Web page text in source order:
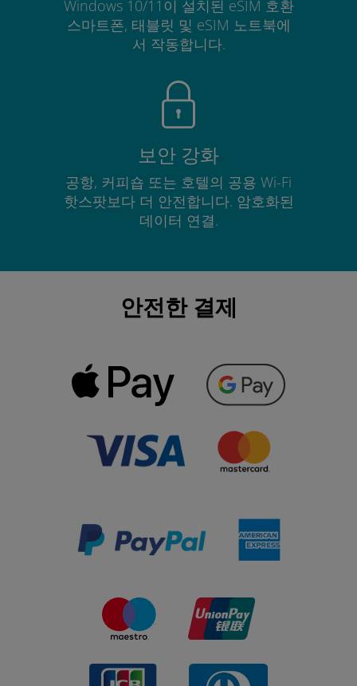
Windows 10/11이 설치된 eSIM 호환
스마트폰, 태블릿 및 eSIM 노트북에
서 작동합니다.
보안 강화
공항, 커피숍 또는 호텔의 공용 Wi-Fi
핫스팟보다 더 안전합니다. 암호화된
데이터 연결.
안전한 결제